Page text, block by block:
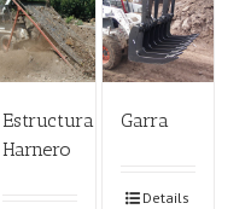
Estructura
Harnero
Garra
Details